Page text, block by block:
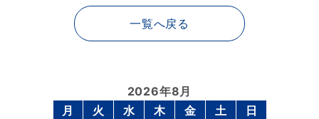
一覧へ戻る
2026年8月
月
火 水 木 金 土 日